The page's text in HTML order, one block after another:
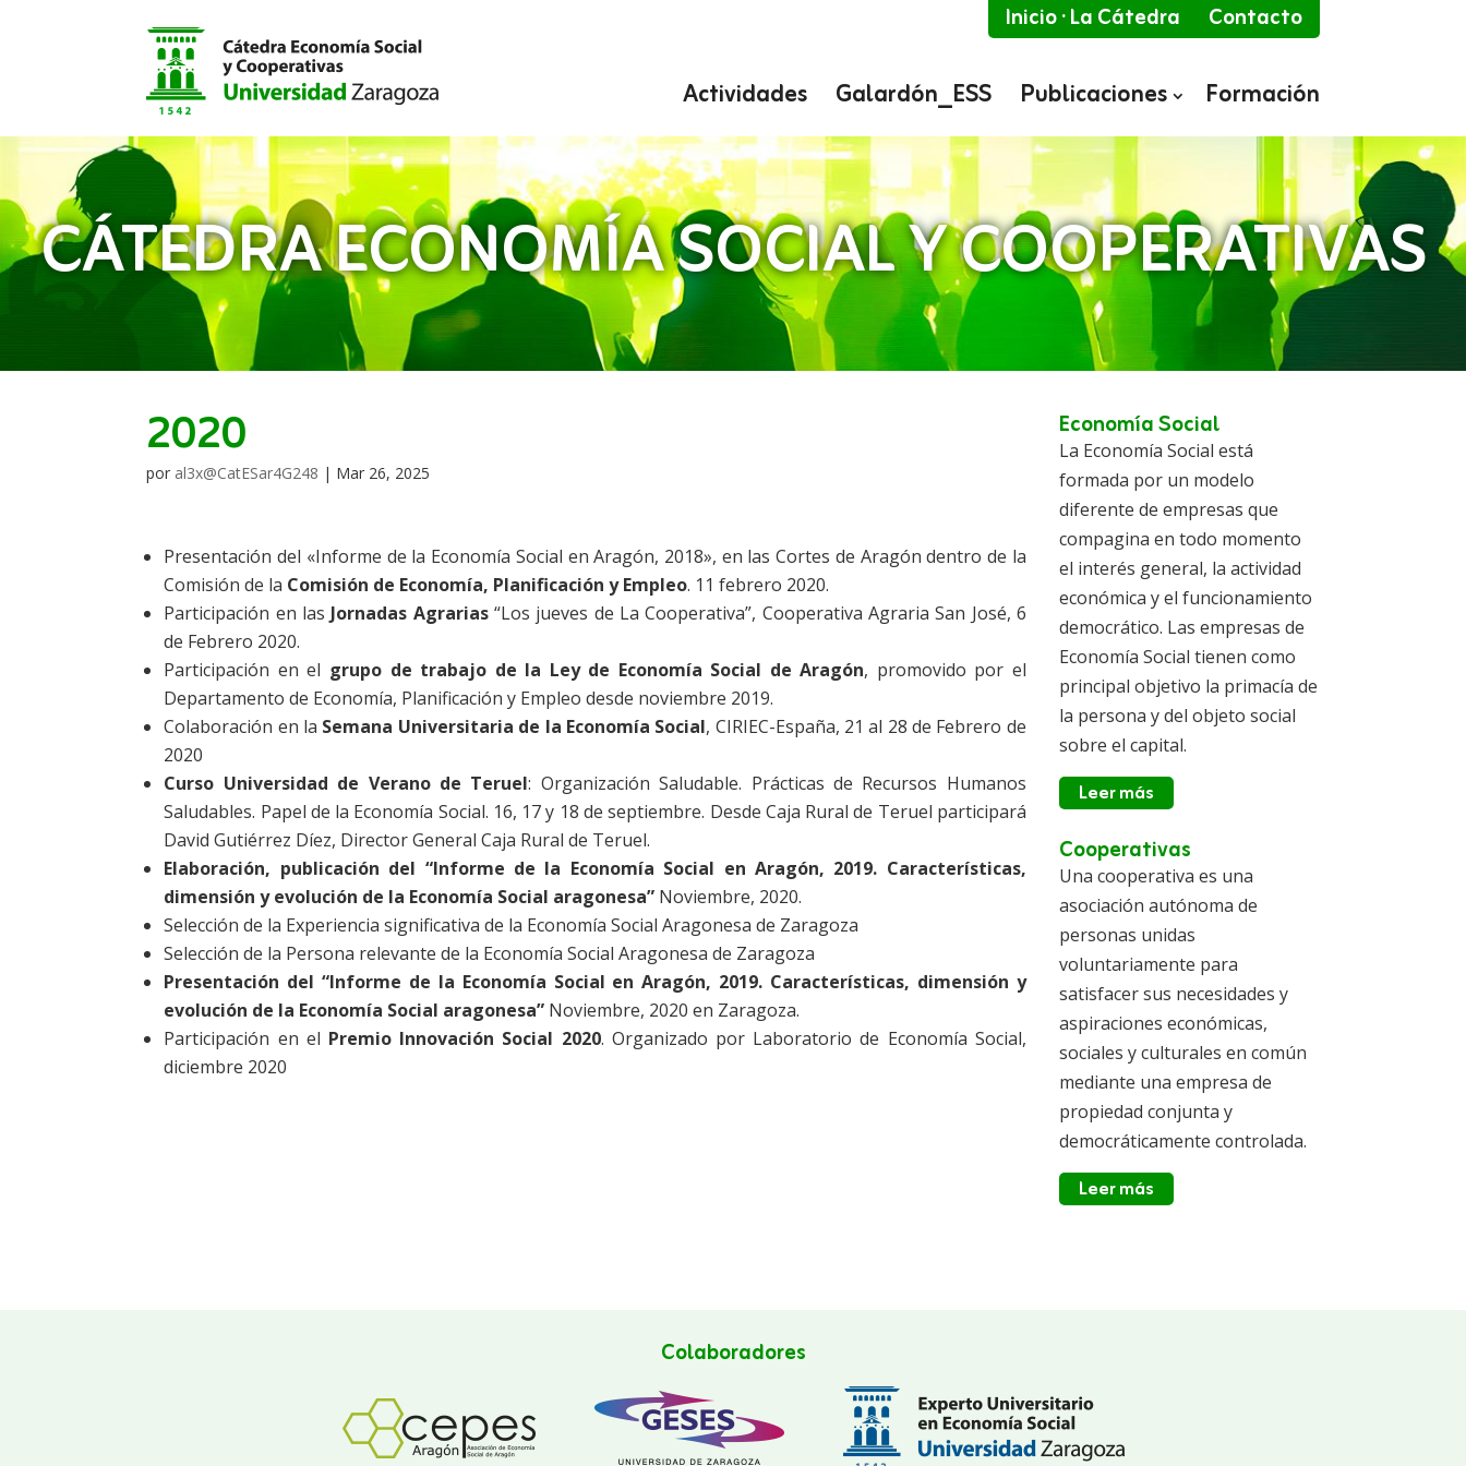
Inicio · La Cátedra Contacto
Actividades Galardón_ESS Publicaciones Formación
CÁTEDRA ECONOMÍA SOCIAL Y COOPERATIVAS
2020
por al3x@CatESar4G248 | Mar 26, 2025
Presentación del «Informe de la Economía Social en Aragón, 2018», en las Cortes de Aragón dentro de la
Comisión de la Comisión de Economía, Planificación y Empleo. 11 febrero 2020.
Participación en las Jornadas Agrarias“Los jueves de La Cooperativa”, Cooperativa Agraria San José, 6
de Febrero 2020.
Participación en el grupo de trabajo de la Ley de Economía Social de Aragón, promovido por el
Departamento de Economía, Planificación y Empleo desde noviembre 2019.
Colaboración en la Semana Universitaria de la Economía Social, CIRIEC-España, 21 al 28 de Febrero de
2020
Curso Universidad de Verano de Teruel: Organización Saludable. Prácticas de Recursos Humanos
Saludables. Papel de la Economía Social. 16, 17 y 18 de septiembre. Desde Caja Rural de Teruel participará
David Gutiérrez Díez, Director General Caja Rural de Teruel.
Elaboración, publicación del “Informe de la Economía Social en Aragón, 2019. Características,
dimensión y evolución de la Economía Social aragonesa” Noviembre, 2020.
Selección de la Experiencia significativa de la Economía Social Aragonesa de Zaragoza
Selección de la Persona relevante de la Economía Social Aragonesa de Zaragoza
Presentación del “Informe de la Economía Social en Aragón, 2019. Características, dimensión y
evolución de la Economía Social aragonesa” Noviembre, 2020 en Zaragoza.
Participación en el Premio Innovación Social 2020. Organizado por Laboratorio de Economía Social,
diciembre 2020
Economía Social
La Economía Social está
formada por un modelo
diferente de empresas que
compagina en todo momento
el interés general, la actividad
económica y el funcionamiento
democrático. Las empresas de
Economía Social tienen como
principal objetivo la primacía de
la persona y del objeto social
sobre el capital.
Leer más
Cooperativas
Una cooperativa es una
asociación autónoma de
personas unidas
voluntariamente para
satisfacer sus necesidades y
aspiraciones económicas,
sociales y culturales en común
mediante una empresa de
propiedad conjunta y
democráticamente controlada.
Leer más
Colaboradores